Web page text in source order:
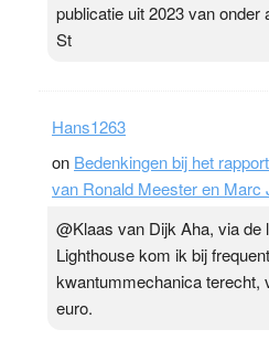
publicatie uit 2023 van onder
St
Hans1263
on Bedenkingen bij het
van Ronald Meester en Marc
@Klaas van Dijk Aha, via de
Lighthouse kom ik bij
kwantummechanica terecht,
euro.